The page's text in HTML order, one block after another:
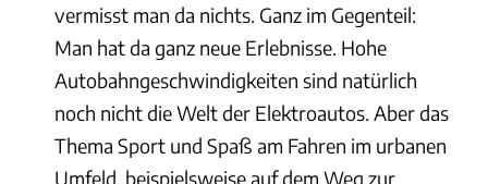
vermisst man da nichts. Ganz im Gegenteil:
Man hat da ganz neue Erlebnisse. Hohe
Autobahngeschwindigkeiten sind natürlich
noch nicht die Welt der Elektroautos. Aber das
Thema Sport und Spaß am Fahren im urbanen
Umfeld, beispielsweise auf dem Weg zur